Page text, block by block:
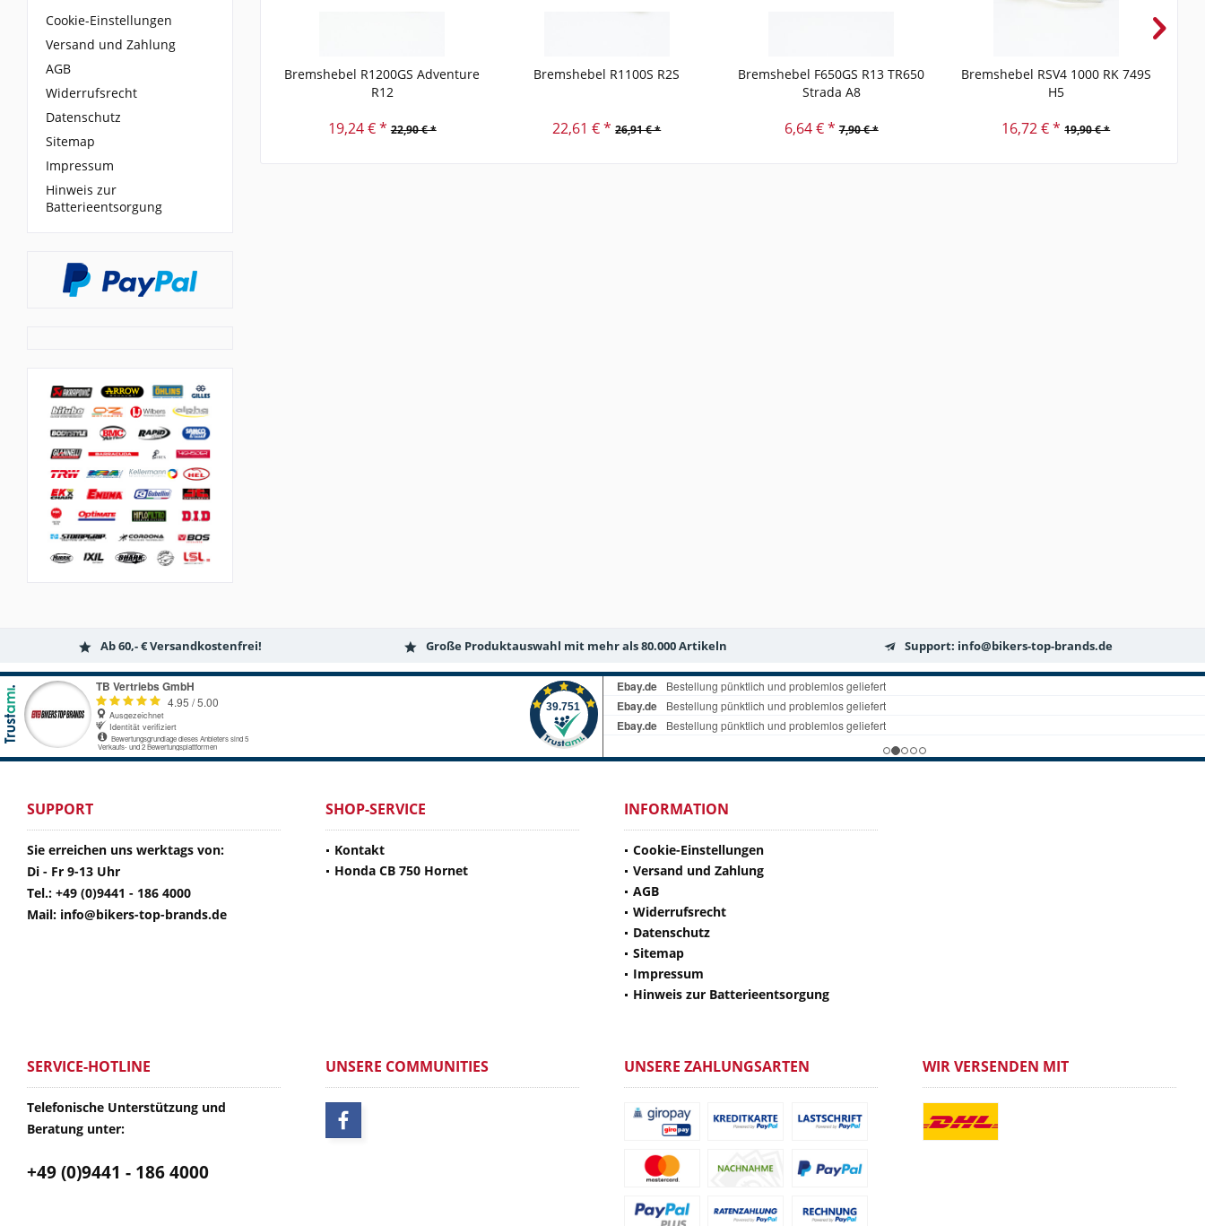
Cookie-Einstellungen
Versand und Zahlung
AGB
Widerrufsrecht
Datenschutz
Sitemap
Impressum
Hinweis zur
Batterieentsorgung
Bremshebel R1200GS Adventure
R12
19,24 € * 22,90 € *
Bremshebel R1100S R2S
22,61 € * 26,91 € *
Bremshebel F650GS R13 TR650
Strada A8
6,64 € * 7,90 € *
Bremshebel RSV4 1000 RK 749S
H5
16,72 € * 19,90 € *
Ab 60,- € Versandkostenfrei! Große Produktauswahl mit mehr als 80.000 Artikeln Support: info@bikers-top-brands.de
SUPPORT
Sie erreichen uns werktags von:
Di - Fr 9-13 Uhr
Tel.: +49 (0)9441 - 186 4000
Mail: info@bikers-top-brands.de
SHOP-SERVICE
Kontakt
Honda CB 750 Hornet
INFORMATION
Cookie-Einstellungen
Versand und Zahlung
AGB
Widerrufsrecht
Datenschutz
Sitemap
Impressum
Hinweis zur Batterieentsorgung
SERVICE-HOTLINE
Telefonische Unterstützung und
Beratung unter:
+49 (0)9441 - 186 4000
UNSERE COMMUNITIES UNSERE ZAHLUNGSARTEN WIR VERSENDEN MIT